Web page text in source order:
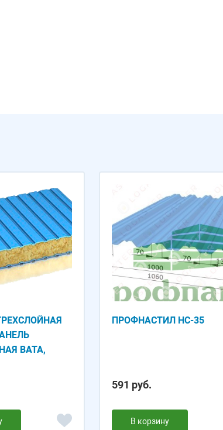
ВАТА,
ПРОФНАСТИЛ НС-35
591 руб.
В корзину